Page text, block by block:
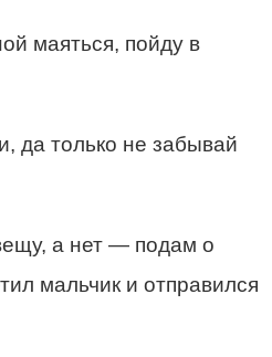
маяться, пойду в
да только не забывай
а нет — подам о
мальчик и отправился